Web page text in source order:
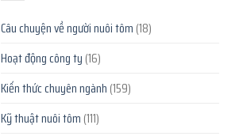
Câu chuyện về người nuôi tôm (18)
Hoạt động công ty (16)
Kiến thức chuyên ngành (159)
Kỹ thuật nuôi tôm (111)